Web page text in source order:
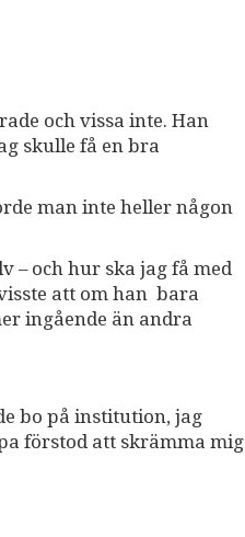
och vissa inte. Han
skulle få en bra
man inte heller någon
– och hur ska jag få med
att om han bara
ingående än andra
bo på institution, jag
förstod att skrämma mig